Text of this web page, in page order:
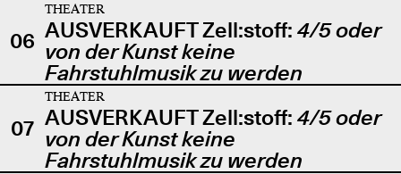
06
THEATER
AUSVERKAUFT Zell:stoff: 4/5 oder
von der Kunst keine
Fahrstuhlmusik zu werden
07
THEATER
AUSVERKAUFT Zell:stoff: 4/5 oder
von der Kunst keine
Fahrstuhlmusik zu werden